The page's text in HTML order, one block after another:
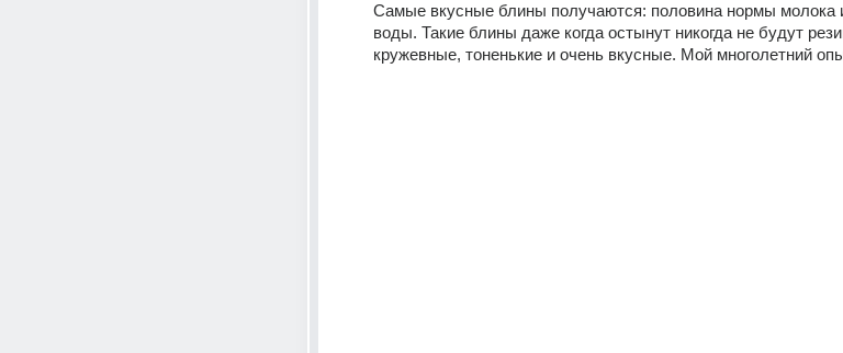
Самые вкусные блины получаются: половина нормы молока
воды. Такие блины даже когда остынут никогда не будут
кружевные, тоненькие и очень вкусные. Мой многолетний